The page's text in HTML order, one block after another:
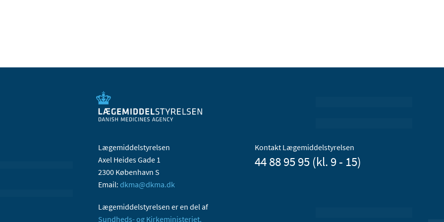
Lægemiddelstyrelsen
Axel Heides Gade 1
2300 København S
Email: dkma@dkma.dk
Lægemiddelstyrelsen er en del af
Sundheds- og Kirkeministeriet.
Kontakt Lægemiddelstyrelsen
44 88 95 95 (kl. 9 - 15)